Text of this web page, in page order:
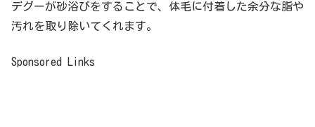
デグーが砂浴びをすることで、体毛に付着した余分な脂や
汚れを取り除いてくれます。
Sponsored Links